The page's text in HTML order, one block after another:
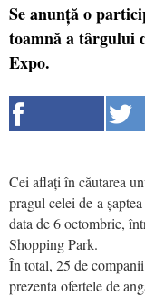
Se anunță o
toamnă a târgului
Expo.
Cei aflați în căutarea
pragul celei de-a
data de 6 octombrie,
Shopping Park.
În total, 25 de
prezenta ofertele de